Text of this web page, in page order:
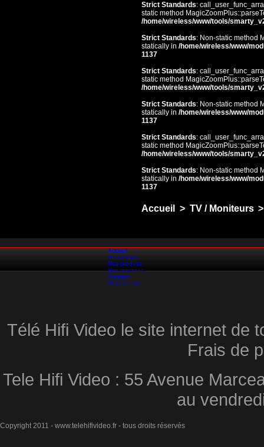
Strict Standards:
static method
/home/wireless/www/tools/
Strict Standards: Non-static method
statically in /home/wireless/www/
1137
Strict Standards:
static method
/home/wireless/www/tools/
Strict Standards: Non-static method
statically in /home/wireless/www/
1137
Strict Standards:
static method
/home/wireless/www/tools/
Strict Standards: Non-static method
statically in /home/wireless/www/
1137
Accueil > TV / Moniteurs >
Accueil
Promotions
Nos produits
Nos marques
Contact
Plan du site
Télé Hifi Video le site internet de
Frais de
Tele Hifi Video : 55 Avenue
au
Copyright 2011 - www.telehifivideo.fr - tous droits réservés